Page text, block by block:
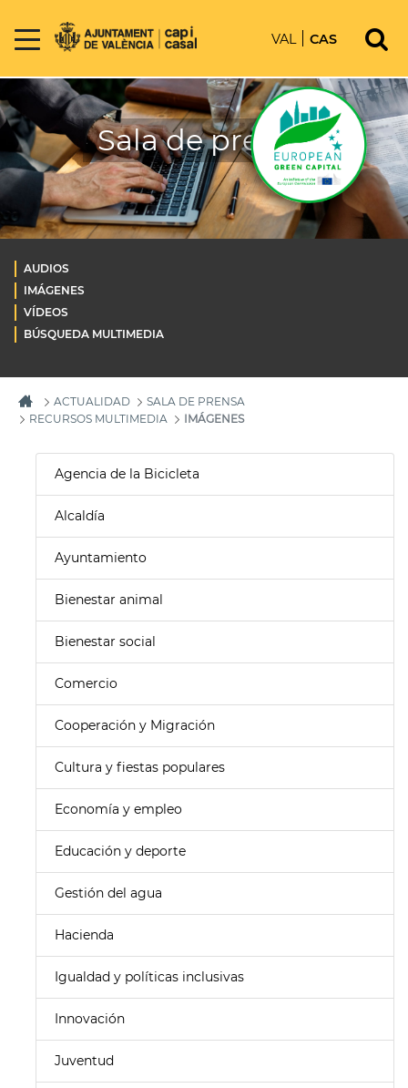
VAL CAS
Sala de prensa
AUDIOS
IMÁGENES
VÍDEOS
BÚSQUEDA MULTIMEDIA
ACTUALIDAD
SALA DE PRENSA
RECURSOS MULTIMEDIA
IMÁGENES
Agencia de la Bicicleta
Alcaldía
Ayuntamiento
Bienestar animal
Bienestar social
Comercio
Cooperación y Migración
Cultura y fiestas populares
Economía y empleo
Educación y deporte
Gestión del agua
Hacienda
Igualdad y políticas inclusivas
Innovación
Juventud